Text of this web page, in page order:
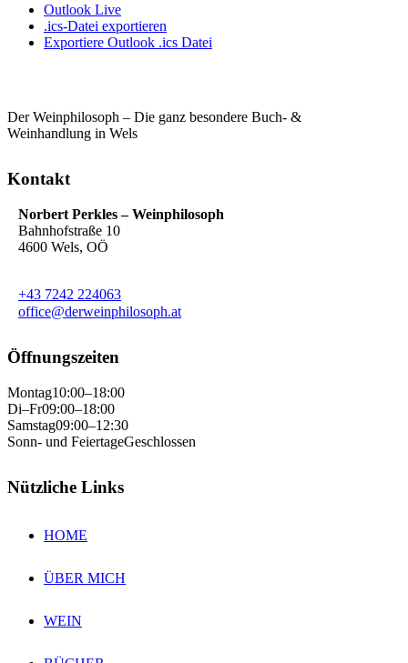
Outlook Live
.ics-Datei exportieren
Exportiere Outlook .ics Datei
Der Weinphilosoph – Die ganz besondere Buch- &
Weinhandlung in Wels
Kontakt
Norbert Perkles – Weinphilosoph
Bahnhofstraße 10
4600 Wels, OÖ
+43 7242 224063
office@derweinphilosoph.at
Öffnungszeiten
Montag10:00–18:00
Di–Fr09:00–18:00
Samstag09:00–12:30
Sonn- und FeiertageGeschlossen
Nützliche Links
HOME
ÜBER MICH
WEIN